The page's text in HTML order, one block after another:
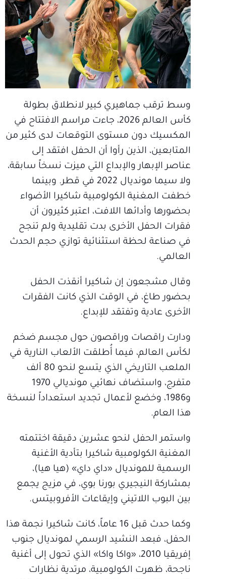
وسط ترقب جماهيري كبير لانطلاق بطولة
كأس العالم 2026، جاءت مراسم الافتتاح في
المكسيك دون مستوى التوقعات لدى كثير من
المتابعين، الذين رأوا أن الحفل افتقد إلى
عناصر الإبهار والإبداع التي ميزت نسخاً سابقة،
ولا سيما مونديال 2022 في قطر. وبينما
خطفت المغنية الكولومبية شاكيرا الأضواء
بحضورها وأدائها اللافت، اعتبر كثيرون أن
فقرات الحفل الأخرى بدت تقليدية ولم تنجح
في صناعة لحظة استثنائية توازي حجم الحدث
العالمي.
وقال مشجعون إن شاكيرا أنقذت الحفل
بحضور طاغ، في الوقت الذي كانت الفقرات
الأخرى عادية وتفتقد للإبداع.
ودارت راقصات وراقصون حول مجسم ضخم
لكأس العالم، فيما أُطلقت الألعاب النارية في
الملعب التاريخي الذي يتسع لنحو 80 ألف
متفرج، واستضاف نهائيي مونديالي 1970
و1986، وخضع لأعمال تجديد استعداداً لنسخة
هذا العام.
واستمر الحفل لنحو عشرين دقيقة اختتمته
المغنية الكولومبية شاكيرا بتأدية الأغنية
الرسمية للمونديال «داي داي» (هيا هيا)،
بمشاركة النيجيري بورنا بوي، في مزيج يجمع
بين البوب اللاتيني وإيقاعات الأفروبيتس.
وكما حدث قبل 16 عاماً، كانت شاكيرا نجمة هذا
الحفل، فبعد النشيد الرسمي لمونديال جنوب
إفريقيا 2010، «واكا واكا» الذي تحول إلى أغنية
ناجحة، ظهرت الكولومبية، مرتدية نظارات